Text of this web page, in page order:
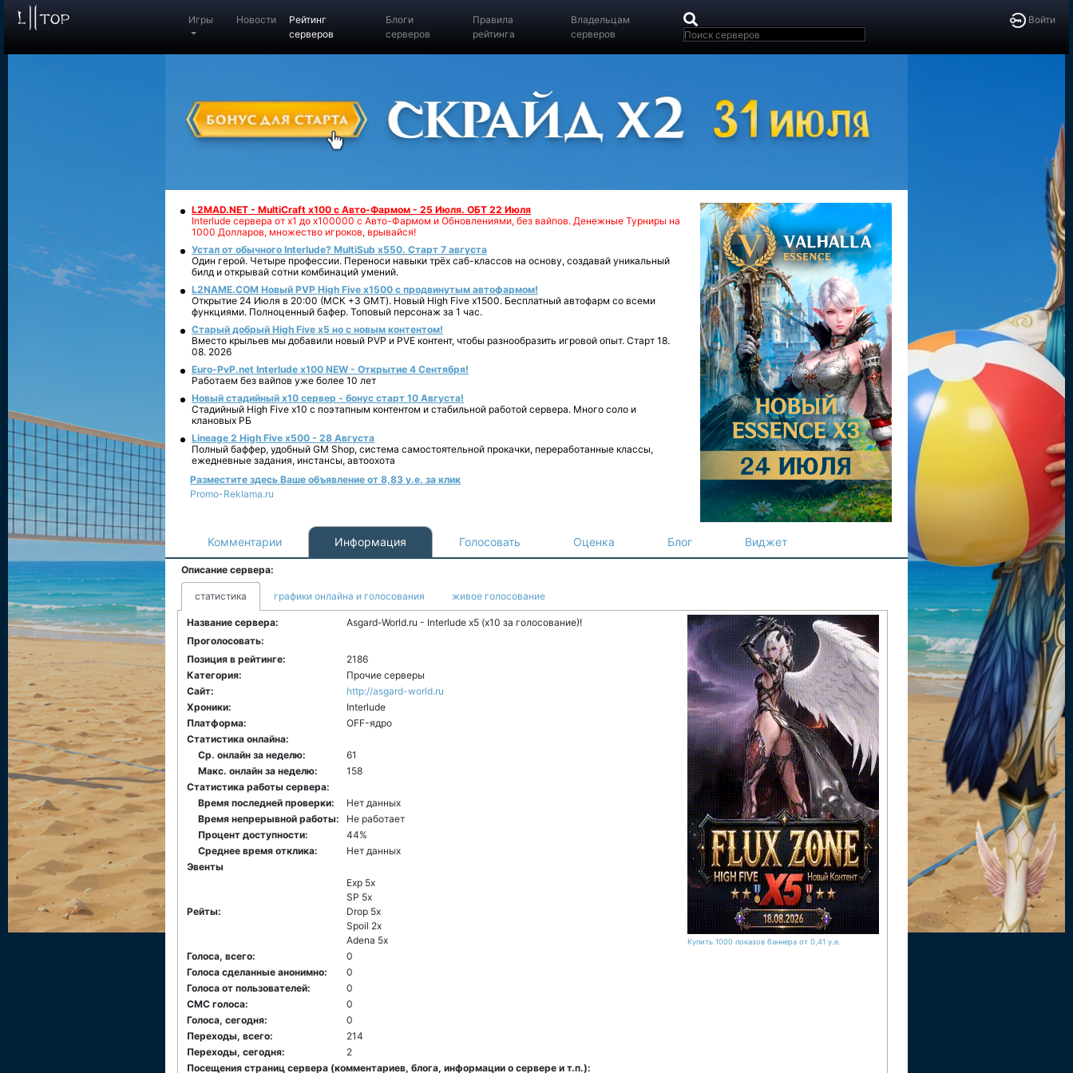
Войти
Игры Новости
Рейтинг
серверов
Блоги
серверов
Правила
рейтинга
Владельцам
серверов
L2MAD.NET - MultiCraft x100 с Авто-Фармом - 25 Июля. ОБТ 22 Июля
Interlude сервера от х1 до х100000 с Авто-Фармом и Обновлениями, без вайпов. Денежные Турниры на
1000 Долларов, множество игроков, врывайся!
Устал от обычного Interlude? MultiSub x550. Старт 7 августа
Один герой. Четыре профессии. Переноси навыки трёх саб-классов на основу, создавай уникальный
билд и открывай сотни комбинаций умений.
L2NAME.COM Новый PVP High Five x1500 с продвинутым автофармом!
Открытие 24 Июля в 20:00 (МСК +3 GMT). Новый High Five x1500. Бесплатный автофарм со всеми
функциями. Полноценный бафер. Топовый персонаж за 1 час.
Старый добрый High Five x5 но с новым контентом!
Вместо крыльев мы добавили новый PVP и PVE контент, чтобы разнообразить игровой опыт. Старт 18.
08. 2026
Euro-PvP.net Interlude х100 NEW - Открытие 4 Сентября!
Работаем без вайпов уже более 10 лет
Новый стадийный х10 сервер - бонус старт 10 Августа!
Стадийный High Five x10 с поэтапным контентом и стабильной работой сервера. Много соло и
клановых РБ
Lineage 2 High Five x500 - 28 Августа
Полный баффер, удобный GM Shop, система самостоятельной прокачки, переработанные классы,
ежедневные задания, инстансы, автоохота
Разместите здесь Ваше объявление от 8,83 у.е. за клик
Promo-Reklama.ru
Комментарии Информация Голосовать Оценка Блог Виджет
Описание сервера:
статистика графики онлайна и голосования живое голосование
Купить 1000 показов баннера от 0,41 у.е.
Название сервера:
Asgard-World.ru - Interlude x5 (x10 за голосование)!
Проголосовать:
Позиция в рейтинге:
2186
Категория:
Прочие серверы
Сайт:
http://asgard-world.ru
Хроники:
Interlude
Платформа:
ОFF-ядро
Статистика онлайна:
Ср. онлайн за неделю:
61
Макс. онлайн за неделю:
158
Статистика работы сервера:
Время последней проверки:
Нет данных
Время непрерывной работы:
Не работает
Процент доступности:
44%
Среднее время отклика:
Нет данных
Эвенты
Рейты:
Exp 5x
SP 5x
Drop 5x
Spoil 2x
Adena 5x
Голоса, всего:
0
Голоса сделанные анонимно:
0
Голоса от пользователей:
0
СМС голоса:
0
Голоса, сегодня:
0
Переходы, всего:
214
Переходы, сегодня:
2
Посещения страниц сервера (комментариев, блога, информации о сервере и т.п.):